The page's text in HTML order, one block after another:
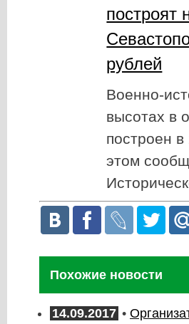
построят
рублей
Военно-
высотах в
построен
этом
Похожие новости
14.09.2017 •